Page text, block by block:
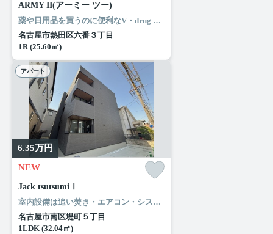
ARMY II(アーミー ツー)
薬や日用品を買うのに便利なV・drug 熱田八番店まで、260mです。来客時にはTVインターホンで訪問者の顔を確認することがきるので安心感があります。オシャレな照明付きの物件はとてもニーズがあります。ルームエージェント（リアルマークス）で住まいをじっくりお探しになりませんか。納得のいく住まい探しを行いましょう。わたくしどもがお手伝い致します。
名古屋市熱田区六番３丁目
1R (25.60㎡)
アパート
6.35万円
NEW
Jack tsutsumiⅠ
室内設備は追い焚き・エアコン・システムキッチンなど豊富に揃っており、過ごしやすいお部屋になっております。扱いやすくオシャレな全居室フローリングのお住まいです。お財布に優しくニーズが高いのが照明付きのアパートです。見た目もキレイで機能的なお部屋。ルームエージェント（リアルマークス）のホームページから住まいを探してみませんか。わたしたちが快適な住まい探しをお手伝い致します。
名古屋市南区堤町５丁目
1LDK (32.04㎡)